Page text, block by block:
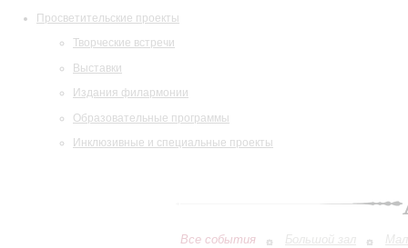
Просветительские проекты
Творческие встречи
Выставки
Издания филармонии
Образовательные программы
Инклюзивные и специальные проекты
Все события Большой зал